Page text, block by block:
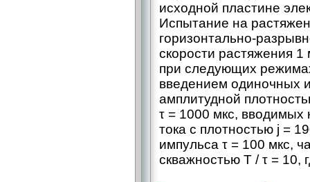
исходной пластине
Испытание на
горизонтально-
скорости растяжения
при следующих
введением одиночных
амплитудной
τ = 1000 мкс, вводимых
тока с плотностью j =
импульса τ = 100 мкс,
скважностью T / τ = 10,